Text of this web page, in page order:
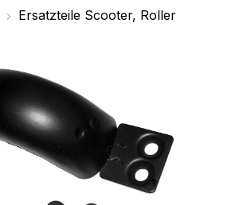
Ersatzteile Scooter, Roller